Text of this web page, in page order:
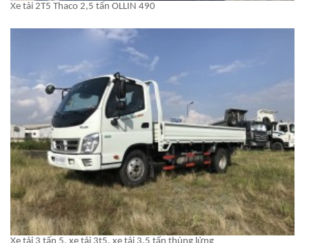
Xe tải 2T5 Thaco 2,5 tấn OLLIN 490